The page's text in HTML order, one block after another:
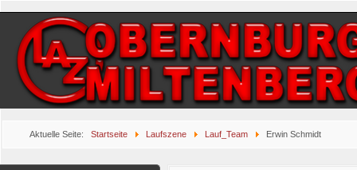
Aktuelle Seite: Startseite Laufszene Lauf_Team Erwin Schmidt